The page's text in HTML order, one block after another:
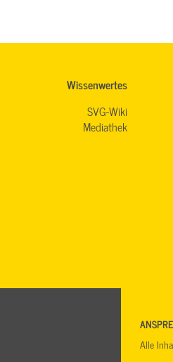
Wissenwertes
SVG-Wiki
Mediathek
Alle